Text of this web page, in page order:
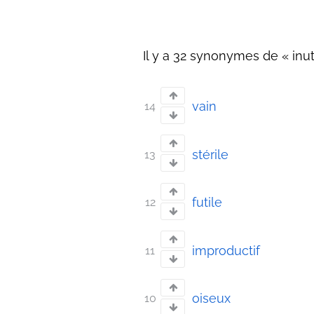
Il y a 32 synonymes de «
14 vain
13 stérile
12 futile
11 improductif
10 oiseux